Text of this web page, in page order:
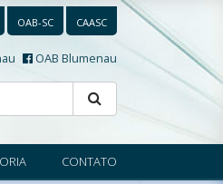
OAB-SC CAASC
OAB Blumenau
CONTATO